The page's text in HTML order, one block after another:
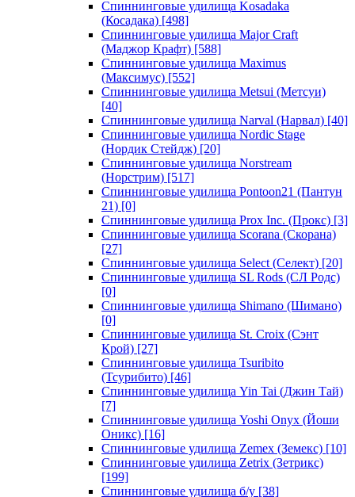
Спиннинговые удилища Kosadaka
(Косадака) [498]
Спиннинговые удилища Major Craft
(Маджор Крафт) [588]
Спиннинговые удилища Maximus
(Максимус) [552]
Спиннинговые удилища Metsui (Метсуи)
[40]
Спиннинговые удилища Narval (Нарвал) [40]
Спиннинговые удилища Nordic Stage
(Нордик Стейдж) [20]
Спиннинговые удилища Norstream
(Норстрим) [517]
Спиннинговые удилища Pontoon21 (Пантун
21) [0]
Спиннинговые удилища Prox Inc. (Прокс) [3]
Спиннинговые удилища Scorana (Скорана)
[27]
Спиннинговые удилища Select (Селект) [20]
Спиннинговые удилища SL Rods (СЛ Родс)
[0]
Спиннинговые удилища Shimano (Шимано)
[0]
Спиннинговые удилища St. Croix (Сэнт
Крой) [27]
Спиннинговые удилища Tsuribito
(Тсурибито) [46]
Спиннинговые удилища Yin Tai (Джин Тай)
[7]
Спиннинговые удилища Yoshi Onyx (Йоши
Оникс) [16]
Спиннинговые удилища Zemex (Земекс) [10]
Спиннинговые удилища Zetrix (Зетрикс)
[199]
Спиннинговые удилища б/у [38]